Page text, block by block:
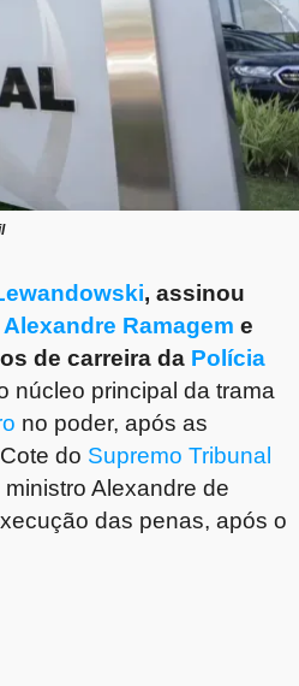
, assinou
Alexandre Ramageme
de carreira da Polícia
núcleo principal da trama
no poder, após as
do Supremo Tribunal
Alexandre de
das penas, após o